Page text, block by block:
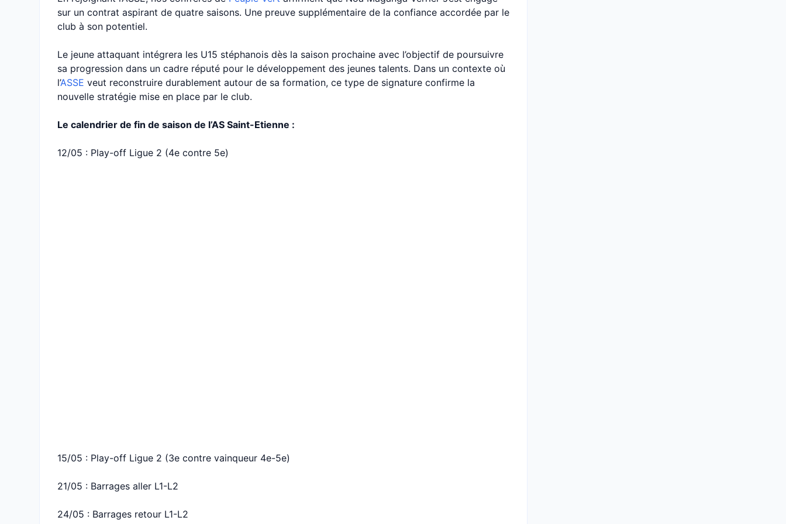
sur un contrat aspirant de quatre saisons. Une preuve supplémentaire de la confiance accordée par le
club à son potentiel.
Le jeune attaquant intégrera les U15 stéphanois dès la saison prochaine avec l’objectif de poursuivre
sa progression dans un cadre réputé pour le développement des jeunes talents. Dans un contexte où
l’ASSE veut reconstruire durablement autour de sa formation, ce type de signature confirme la
nouvelle stratégie mise en place par le club.
Le calendrier de fin de saison de l’AS Saint-Etienne :
12/05 : Play-off Ligue 2 (4e contre 5e)
15/05 : Play-off Ligue 2 (3e contre vainqueur 4e-5e)
21/05 : Barrages aller L1-L2
24/05 : Barrages retour L1-L2